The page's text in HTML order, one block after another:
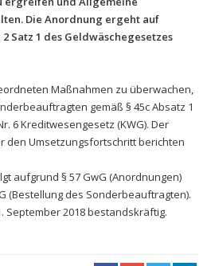
Die Anordnung ergeht auf
Satz 1 des Geldwäschegesetzes
Maßnahmen zu überwachen,
gemäß § 45c Absatz 1
6 Kreditwesengesetz (KWG). Der
den Umsetzungsfortschritt berichten
aufgrund § 57 GwG (Anordnungen)
(Bestellung des Sonderbeauftragten).
September 2018 bestandskräftig.